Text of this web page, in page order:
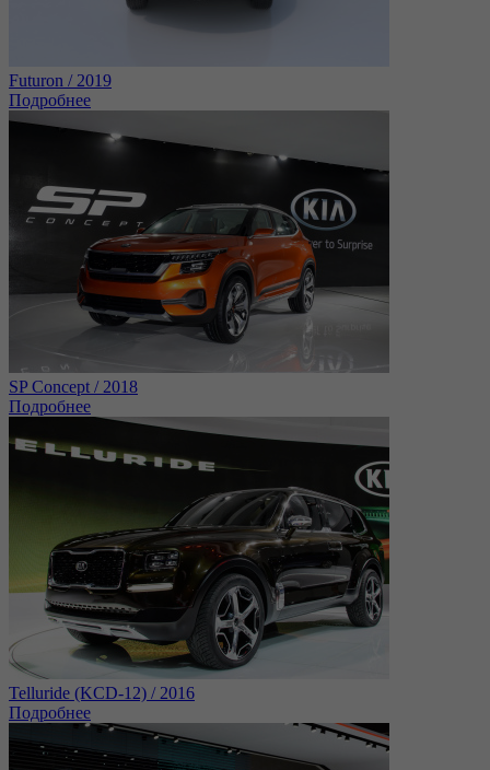
Futuron / 2019
Подробнее
SP Concept / 2018
Подробнее
Telluride (KCD-12) / 2016
Подробнее